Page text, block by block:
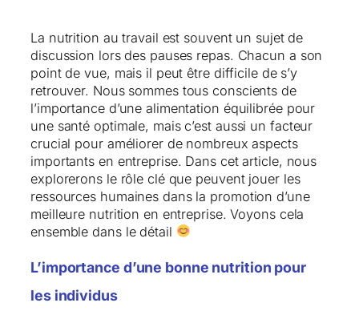
La nutrition au travail est souvent un sujet de
discussion lors des pauses repas. Chacun a son
point de vue, mais il peut être difficile de s’y
retrouver. Nous sommes tous conscients de
l’importance d’une alimentation équilibrée pour
une santé optimale, mais c’est aussi un facteur
crucial pour améliorer de nombreux aspects
importants en entreprise. Dans cet article, nous
explorerons le rôle clé que peuvent jouer les
ressources humaines dans la promotion d’une
meilleure nutrition en entreprise. Voyons cela
ensemble dans le détail
L’importance d’une bonne nutrition pour
les individus